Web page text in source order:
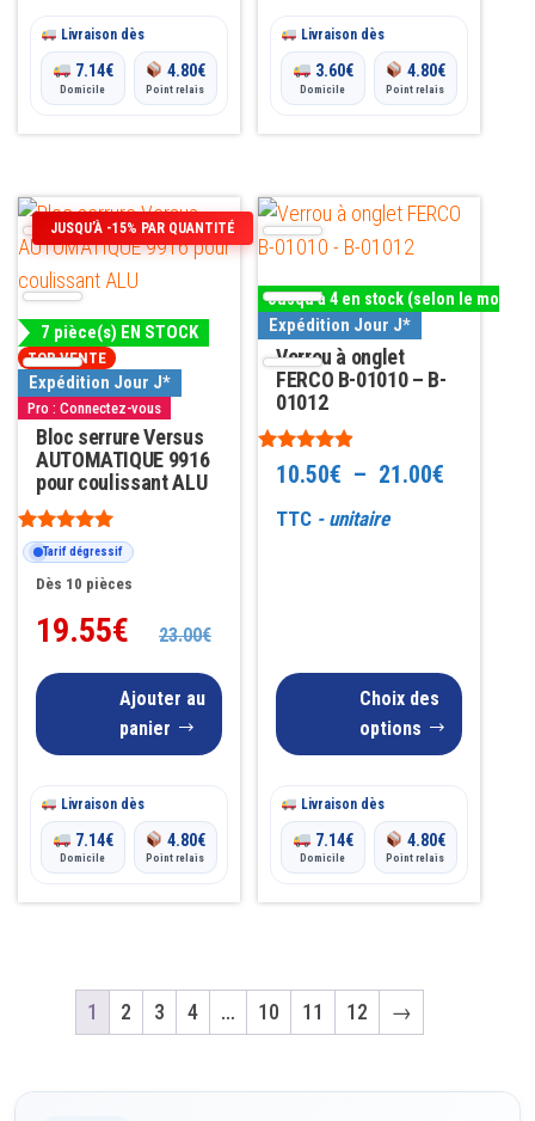
Livraison dès
7.14€
Domicile
4.80€
Point relais
Livraison dès
3.60€
Domicile
4.80€
Point relais
JUSQU’À -15% PAR QUANTITÉ
7 pièce(s) EN STOCK
Expédition Jour J*
Pro : Connectez-vous
Bloc serrure Versus
AUTOMATIQUE 9916
pour coulissant ALU
Note
4.82
sur 5
Tarif dégressif
Dès 10 pièces
19.55€ 23.00€
Ajouter au
panier
Livraison dès
7.14€
Domicile
4.80€
Point relais
Jusqu'à 4 en stock (selon le
Expédition Jour J*
Verrou à onglet
FERCO B-01010 – B-
01012
Note
4.7310.50€ – 21.00€Plage
21.00€
TTC- unitaire
Choix des
options
Ce
produit
a
plusieurs
variations.
Les
options
peuvent
être
choisies
produit
Livraison dès
7.14€
Domicile
4.80€
Point relais
1 2 3 4 … 10 11 12 →